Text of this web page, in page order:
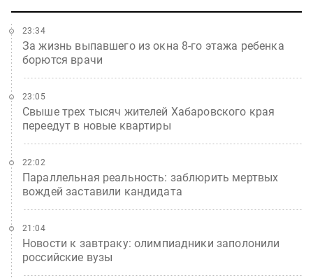
За жизнь выпавшего из окна 8-го этажа ребенка
борются врачи
23:34
Свыше трех тысяч жителей Хабаровского края
переедут в новые квартиры
23:05
Параллельная реальность: заблюрить мертвых
вождей заставили кандидата
22:02
Новости к завтраку: олимпиадники заполонили
российские вузы
21:04